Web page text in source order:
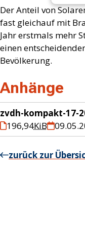
Der Anteil von
fast gleichauf mit
Jahr erstmals mehr
einen
Bevölkerung.
Anhänge
zvdh-kompakt-17-
196,94KiB
zurück zur